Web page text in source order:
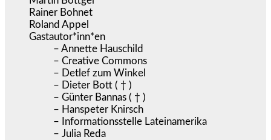
Rainer Bohnet
Roland Appel
Gastautor*inn*en
– Annette Hauschild
– Creative Commons
– Detlef zum Winkel
– Dieter Bott ( † )
– Günter Bannas ( † )
– Hanspeter Knirsch
– Informationsstelle Lateinamerika
– Julia Reda